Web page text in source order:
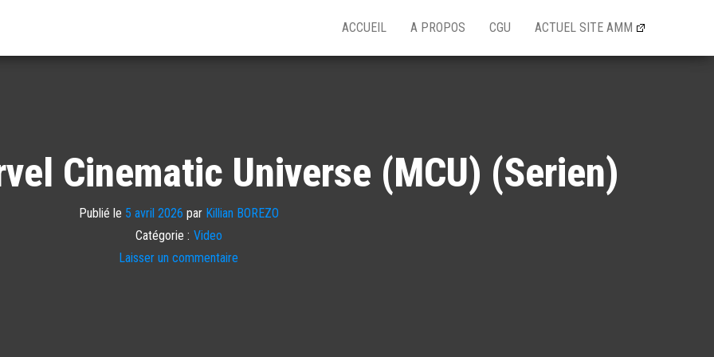
ACCUEIL A PROPOS CGU ACTUEL SITE AMM
Cinematic Universe (MCU) (Serien)
Publié le 5 avril 2026 par Killian BOREZO
Catégorie : Video
Laisser un commentaire